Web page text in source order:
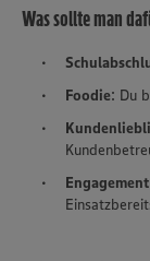
Was sollte man
Foodie: Du
Engagement